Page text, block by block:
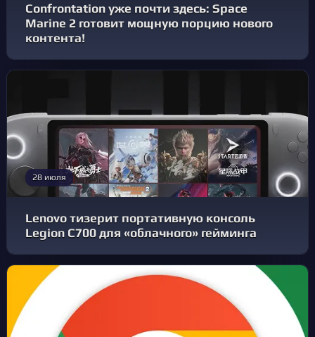
Confrontation уже почти здесь: Space
Marine 2 готовит мощную порцию нового
контента!
28 июля
Lenovo тизерит портативную консоль
Legion C700 для «облачного» гейминга